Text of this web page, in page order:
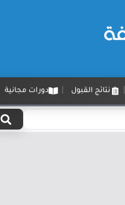
نتائج القبول دورات مجانية